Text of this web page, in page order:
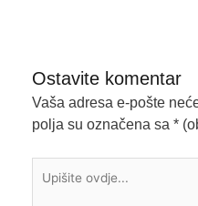
Ostavite komentar
Vaša adresa e-pošte
polja su označena sa *
ovdje...